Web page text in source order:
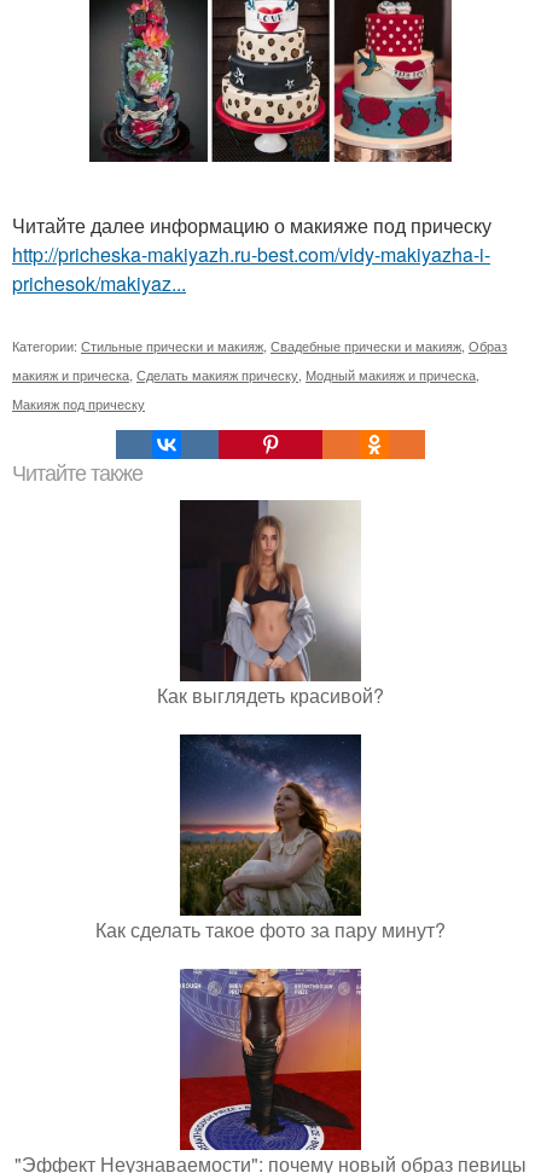
Читайте далее информацию о макияже под прическу
http://pricheska-makiyazh.ru-best.com/vidy-makiyazha-i-
prichesok/makiyaz...
Категории: Стильные прически и макияж Свадебные прически и макияж Образ
макияж и прическа Сделать макияж прическу Модный макияж и прическа
Макияж под прическу
Читайте также
Как выглядеть красивой?
Как сделать такое фото за пару минут?
"Эффект Неузнаваемости": почему новый образ певицы